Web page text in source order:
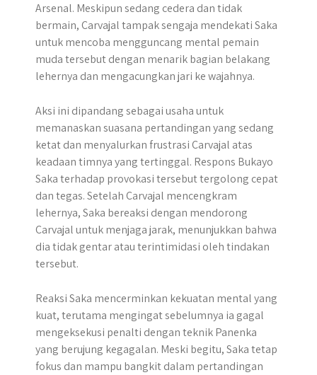
Arsenal. Meskipun sedang cedera dan tidak
bermain, Carvajal tampak sengaja mendekati Saka
untuk mencoba mengguncang mental pemain
muda tersebut dengan menarik bagian belakang
lehernya dan mengacungkan jari ke wajahnya.
Aksi ini dipandang sebagai usaha untuk
memanaskan suasana pertandingan yang sedang
ketat dan menyalurkan frustrasi Carvajal atas
keadaan timnya yang tertinggal. Respons Bukayo
Saka terhadap provokasi tersebut tergolong cepat
dan tegas. Setelah Carvajal mencengkram
lehernya, Saka bereaksi dengan mendorong
Carvajal untuk menjaga jarak, menunjukkan bahwa
dia tidak gentar atau terintimidasi oleh tindakan
tersebut.
Reaksi Saka mencerminkan kekuatan mental yang
kuat, terutama mengingat sebelumnya ia gagal
mengeksekusi penalti dengan teknik Panenka
yang berujung kegagalan. Meski begitu, Saka tetap
fokus dan mampu bangkit dalam pertandingan